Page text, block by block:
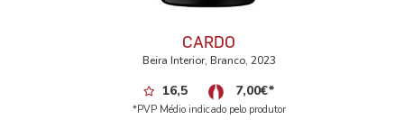
CARDO
Beira Interior, Branco, 2023
16,5 7,00€*
*PVP Médio indicado pelo produtor